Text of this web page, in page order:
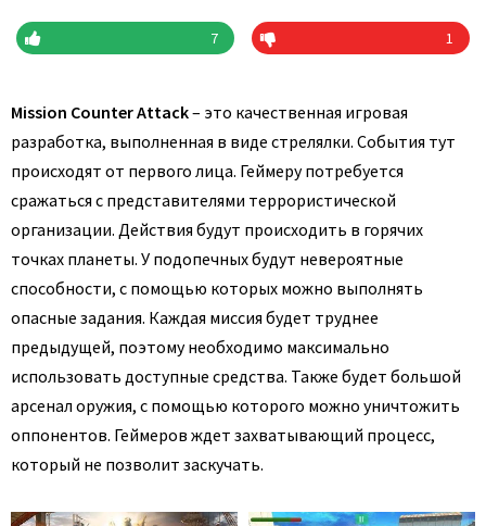
7 1
Mission Counter Attack– это качественная игровая
разработка, выполненная в виде стрелялки. События тут
происходят от первого лица. Геймеру потребуется
сражаться с представителями террористической
организации. Действия будут происходить в горячих
точках планеты. У подопечных будут невероятные
способности, с помощью которых можно выполнять
опасные задания. Каждая миссия будет труднее
предыдущей, поэтому необходимо максимально
использовать доступные средства. Также будет большой
арсенал оружия, с помощью которого можно уничтожить
оппонентов. Геймеров ждет захватывающий процесс,
который не позволит заскучать.